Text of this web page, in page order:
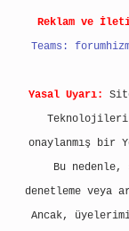
Reklam ve
Teams:
Yasal Uyarı:
Teknolojileri
onaylanmış bir
Bu
denetleme veya
Ancak,